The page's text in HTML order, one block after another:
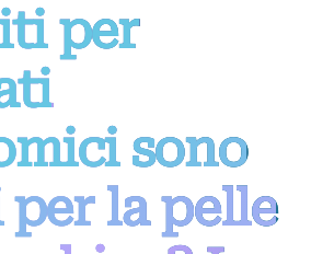
per
sono
la pelle